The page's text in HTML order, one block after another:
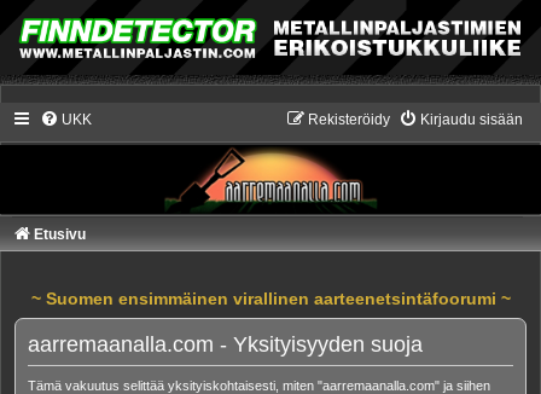
UKK Kirjaudu sisään
Rekisteröidy
Etusivu
~ Suomen ensimmäinen virallinen aarteenetsintäfoorumi ~
aarremaanalla.com - Yksityisyyden suoja
Tämä vakuutus selittää yksityiskohtaisesti, miten "aarremaanalla.com" ja siihen